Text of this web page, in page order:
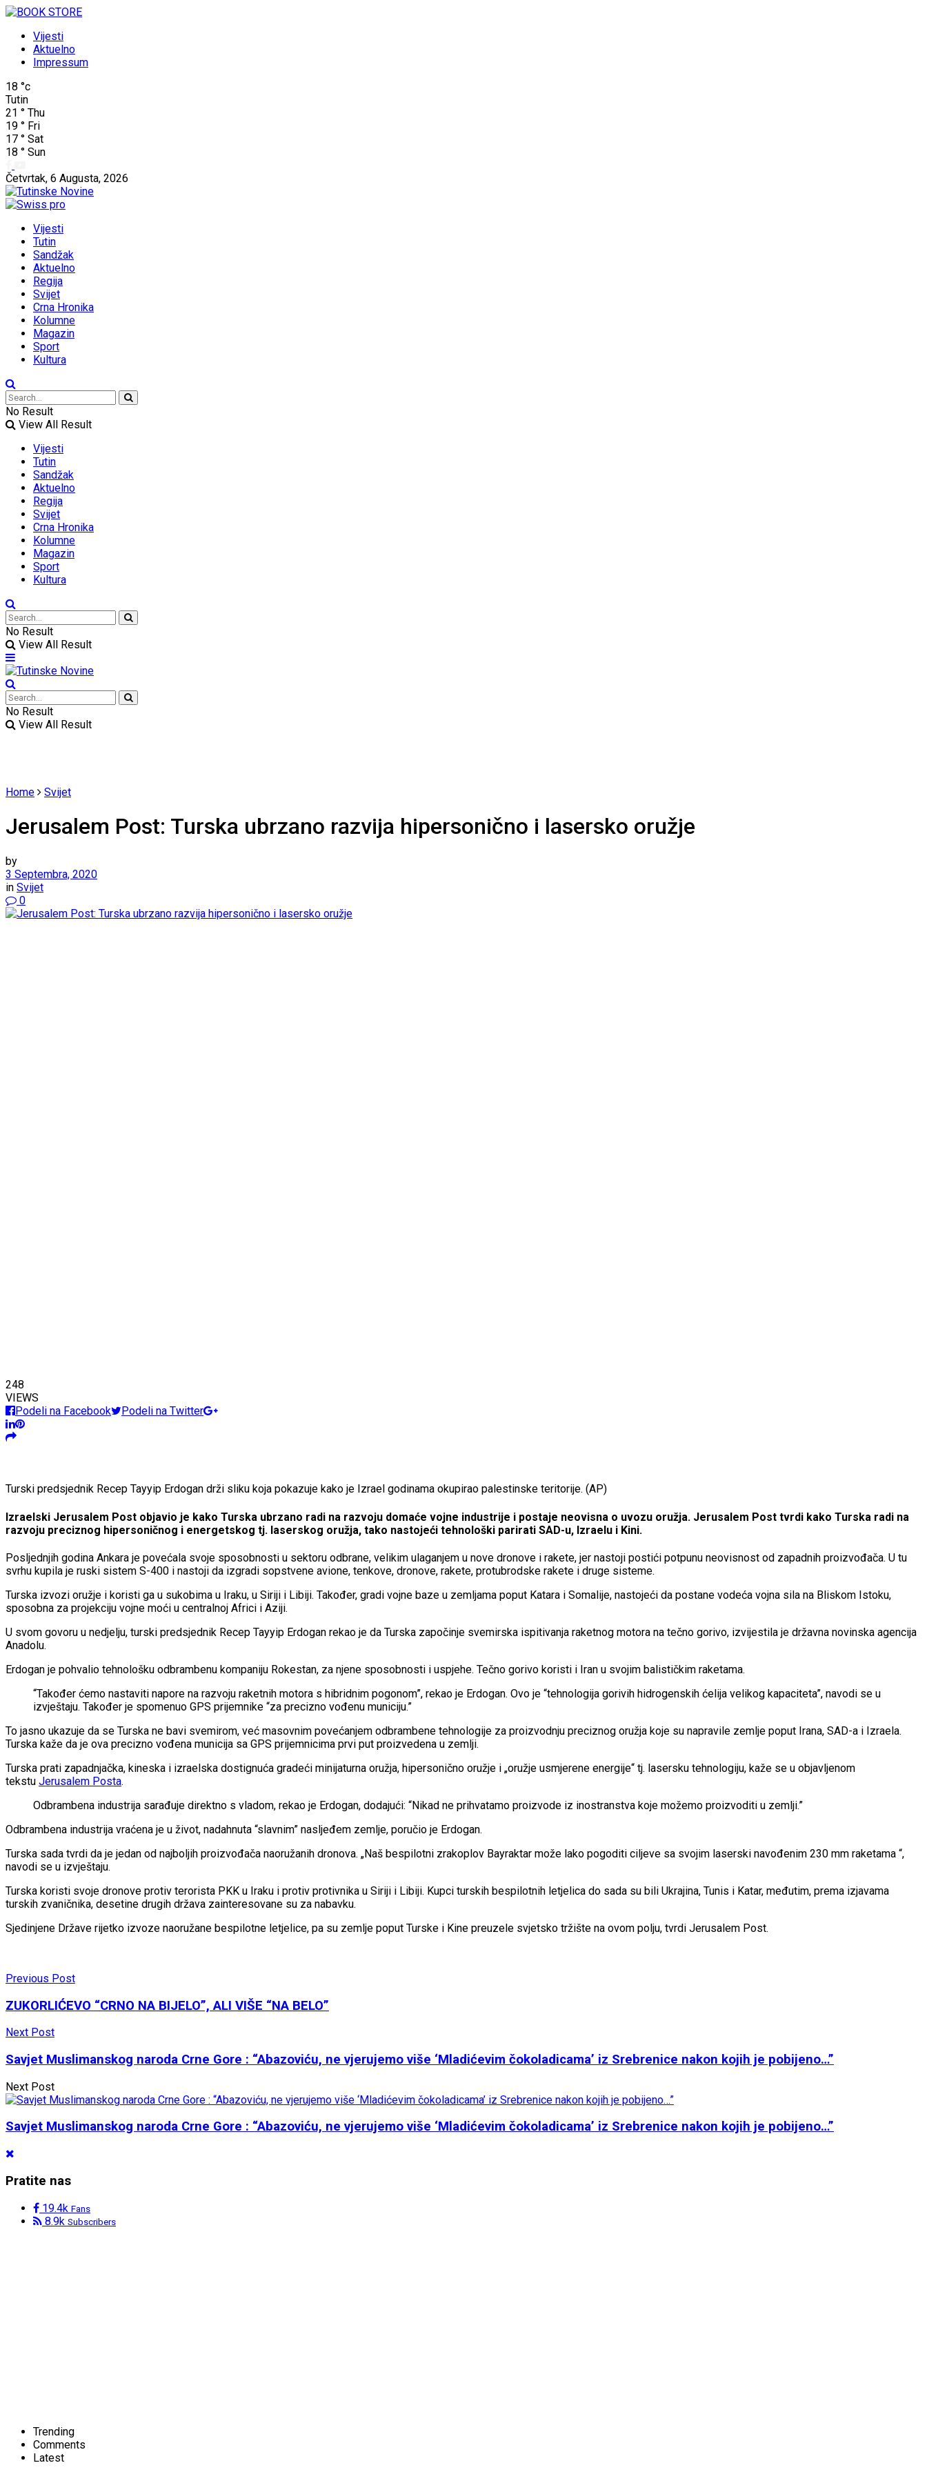
Vijesti
Aktuelno
Impressum
18 °c
Tutin
21 ° Thu
19 ° Fri
17 ° Sat
18 ° Sun
Četvrtak, 6 Augusta, 2026
Vijesti
Tutin
Sandžak
Aktuelno
Regija
Svijet
Crna Hronika
Kolumne
Magazin
Sport
Kultura
No Result
View All Result
Vijesti
Tutin
Sandžak
Aktuelno
Regija
Svijet
Crna Hronika
Kolumne
Magazin
Sport
Kultura
No Result
View All Result
No Result
View All Result
Home Svijet
Jerusalem Post: Turska ubrzano razvija hipersonično i lasersko oružje
by
3 Septembra, 2020
in Svijet
0
248
VIEWS
Podeli na Facebook
Podeli na Twitter
Turski predsjednik Recep Tayyip Erdogan drži sliku koja pokazuje kako je Izrael godinama okupirao palestinske teritorije. (AP)
Izraelski Jerusalem Post objavio je kako Turska ubrzano radi na razvoju domaće vojne industrije i postaje neovisna o uvozu oružja. Jerusalem Post tvrdi kako Turska radi na
razvoju preciznog hipersoničnog i energetskog tj. laserskog oružja, tako nastojeći tehnološki parirati SAD-u, Izraelu i Kini.
Posljednjih godina Ankara je povećala svoje sposobnosti u sektoru odbrane, velikim ulaganjem u nove dronove i rakete, jer nastoji postići potpunu neovisnost od zapadnih proizvođača. U tu
svrhu kupila je ruski sistem S-400 i nastoji da izgradi sopstvene avione, tenkove, dronove, rakete, protubrodske rakete i druge sisteme.
Turska izvozi oružje i koristi ga u sukobima u Iraku, u Siriji i Libiji. Također, gradi vojne baze u zemljama poput Katara i Somalije, nastojeći da postane vodeća vojna sila na Bliskom Istoku,
sposobna za projekciju vojne moći u centralnoj Africi i Aziji.
U svom govoru u nedjelju, turski predsjednik Recep Tayyip Erdogan rekao je da Turska započinje svemirska ispitivanja raketnog motora na tečno gorivo, izvijestila je državna novinska agencija
Anadolu.
Erdogan je pohvalio tehnološku odbrambenu kompaniju Rokestan, za njene sposobnosti i uspjehe. Tečno gorivo koristi i Iran u svojim balističkim raketama.
“Također ćemo nastaviti napore na razvoju raketnih motora s hibridnim pogonom”, rekao je Erdogan. Ovo je “tehnologija gorivih hidrogenskih ćelija velikog kapaciteta”, navodi se u
izvještaju. Također je spomenuo GPS prijemnike “za precizno vođenu municiju.”
To jasno ukazuje da se Turska ne bavi svemirom, već masovnim povećanjem odbrambene tehnologije za proizvodnju preciznog oružja koje su napravile zemlje poput Irana, SAD-a i Izraela.
Turska kaže da je ova precizno vođena municija sa GPS prijemnicima prvi put proizvedena u zemlji.
Turska prati zapadnjačka, kineska i izraelska dostignuća gradeći minijaturna oružja, hipersonično oružje i „oružje usmjerene energije“ tj. lasersku tehnologiju, kaže se u objavljenom
tekstu Jerusalem Posta.
Odbrambena industrija sarađuje direktno s vladom, rekao je Erdogan, dodajući: “Nikad ne prihvatamo proizvode iz inostranstva koje možemo proizvoditi u zemlji.”
Odbrambena industrija vraćena je u život, nadahnuta “slavnim” nasljeđem zemlje, poručio je Erdogan.
Turska sada tvrdi da je jedan od najboljih proizvođača naoružanih dronova. „Naš bespilotni zrakoplov Bayraktar može lako pogoditi ciljeve sa svojim laserski navođenim 230 mm raketama “,
navodi se u izvještaju.
Turska koristi svoje dronove protiv terorista PKK u Iraku i protiv protivnika u Siriji i Libiji. Kupci turskih bespilotnih letjelica do sada su bili Ukrajina, Tunis i Katar, međutim, prema izjavama
turskih zvaničnika, desetine drugih država zainteresovane su za nabavku.
Sjedinjene Države rijetko izvoze naoružane bespilotne letjelice, pa su zemlje poput Turske i Kine preuzele svjetsko tržište na ovom polju, tvrdi Jerusalem Post.
Previous Post
ZUKORLIĆEVO “CRNO NA BIJELO”, ALI VIŠE “NA BELO”
Next Post
Savjet Muslimanskog naroda Crne Gore : “Abazoviću, ne vjerujemo više ‘Mladićevim čokoladicama’ iz Srebrenice nakon kojih je pobijeno…”
Next Post
Savjet Muslimanskog naroda Crne Gore : “Abazoviću, ne vjerujemo više ‘Mladićevim čokoladicama’ iz Srebrenice nakon kojih je pobijeno…”
Pratite nas
19.4k Fans
8.9k Subscribers
Trending
Comments
Latest